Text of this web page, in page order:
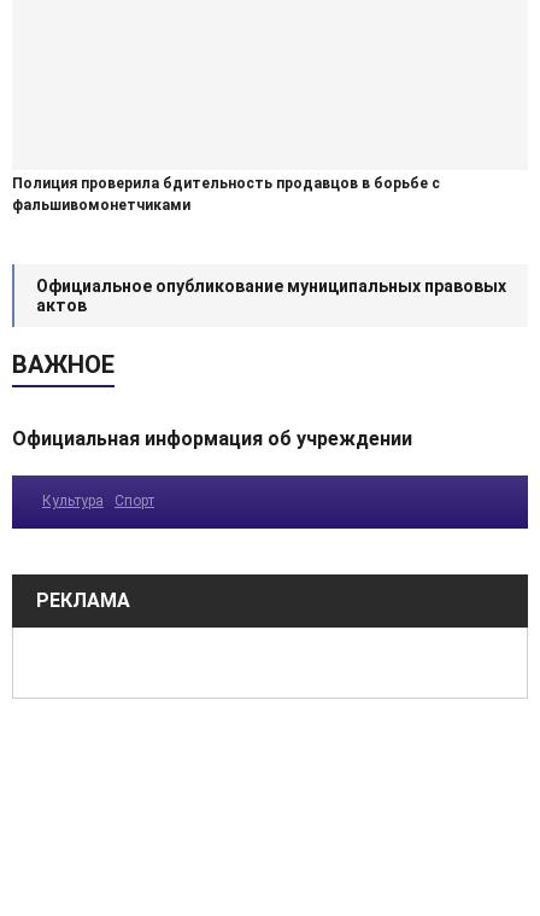
Полиция проверила бдительность продавцов в борьбе с
фальшивомонетчиками
Официальное опубликование муниципальных правовых
актов
ВАЖНОЕ
Официальная информация об учреждении
Культура Спорт
РЕКЛАМА